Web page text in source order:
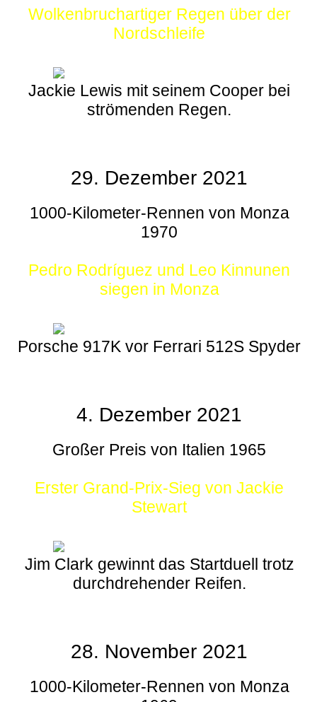
Wolkenbruchartiger Regen über der
Nordschleife
Jackie Lewis mit seinem Cooper bei
strömenden Regen.
29. Dezember 2021
1000-Kilometer-Rennen von Monza
1970
Pedro Rodríguez und Leo Kinnunen
siegen in Monza
Porsche 917K vor Ferrari 512S Spyder
4. Dezember 2021
Großer Preis von Italien 1965
Erster Grand-Prix-Sieg von Jackie
Stewart
Jim Clark gewinnt das Startduell trotz
durchdrehender Reifen.
28. November 2021
1000-Kilometer-Rennen von Monza